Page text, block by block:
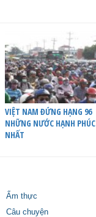
VIỆT NAM ĐỨNG HẠNG 96
NHỮNG NƯỚC HẠNH PHÚC
NHẤT
Ẩm thực
Câu chuyện